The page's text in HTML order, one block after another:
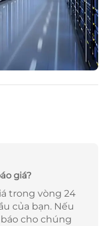
giá?
trong vòng 24
của bạn. Nếu
cho chúng